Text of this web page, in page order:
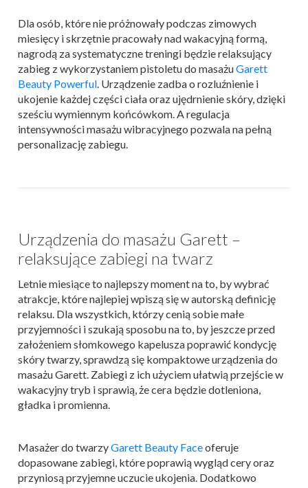
Dla osób, które nie próżnowały podczas zimowych
miesięcy i skrzętnie pracowały nad wakacyjną formą,
nagrodą za systematyczne treningi będzie relaksujący
zabieg z wykorzystaniem pistoletu do masażuGarett
Beauty Powerful. Urządzenie zadba o rozluźnienie i
ukojenie każdej części ciała oraz ujędrnienie skóry, dzięki
sześciu wymiennym końcówkom. A regulacja
intensywności masażu wibracyjnego pozwala na pełną
personalizację zabiegu.
Urządzenia do masażu Garett –
relaksujące zabiegi na twarz
Letnie miesiące to najlepszy moment na to, by wybrać
atrakcje, które najlepiej wpiszą się w autorską definicję
relaksu. Dla wszystkich, którzy cenią sobie małe
przyjemności i szukają sposobu na to, by jeszcze przed
założeniem słomkowego kapelusza poprawić kondycję
skóry twarzy, sprawdzą się kompaktowe urządzenia do
masażu Garett. Zabiegi z ich użyciem ułatwią przejście w
wakacyjny tryb i sprawią, że cera będzie dotleniona,
gładka i promienna.
Masażer do twarzyGarett Beauty Faceoferuje
dopasowane zabiegi, które poprawią wygląd cery oraz
przyniosą przyjemne uczucie ukojenia. Dodatkowo